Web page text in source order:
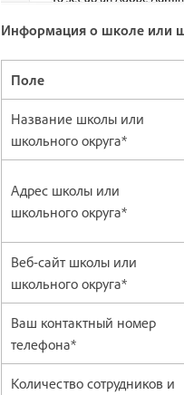
Информация о школе или
Поле
Название школы или
школьного округа*
Адрес школы или
школьного округа*
Веб-сайт школы или
школьного округа*
Ваш контактный номер
телефона*
Количество сотрудников и